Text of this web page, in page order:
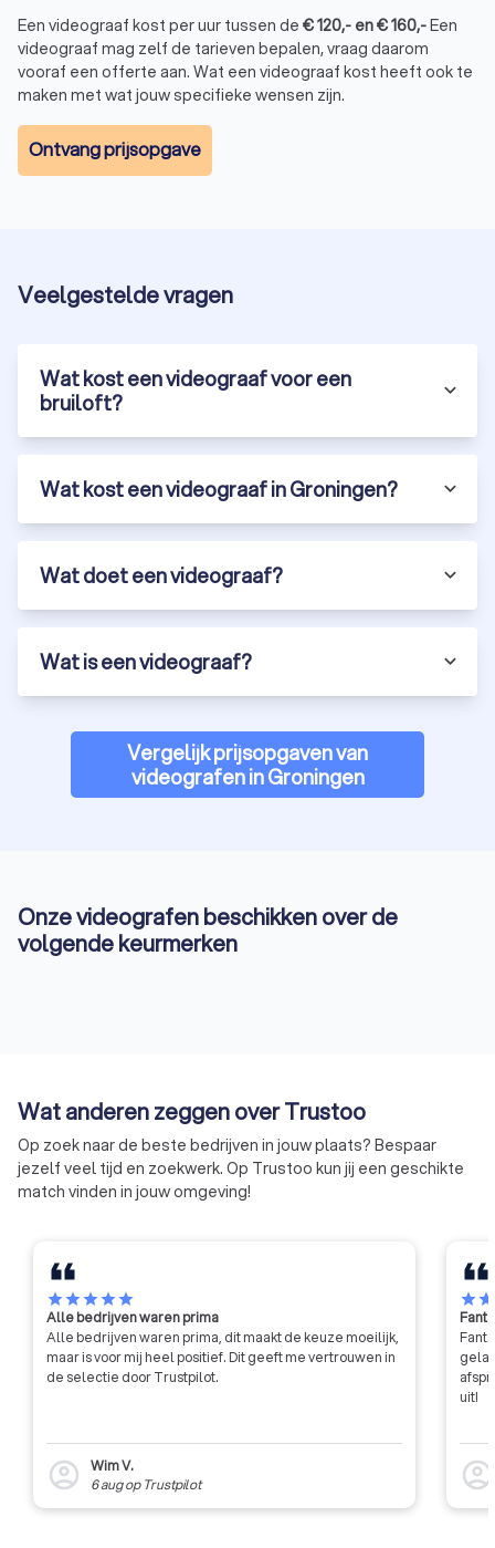
Een videograaf kost per uur tussen de €120,- en€160,-Een
videograaf mag zelf de tarieven bepalen, vraag daarom
vooraf een offerte aan. Wat een videograaf kost heeft ook te
maken met wat jouw specifieke wensen zijn.
Ontvang prijsopgave
Veelgestelde vragen
Wat kost een videograaf voor een
bruiloft?
Wat kost een videograaf in Groningen?
Wat doet een videograaf?
Wat is een videograaf?
Vergelijk prijsopgaven van
videografen in Groningen
Onze videografen beschikken over de
volgende keurmerken
Wat anderen zeggen over Trustoo
Op zoek naar de beste bedrijven in jouw plaats? Bespaar
jezelf veel tijd en zoekwerk. Op Trustoo kun jij een geschikte
match vinden in jouw omgeving!
starstarstarstarstar
Alle bedrijven waren prima
Alle bedrijven waren prima, dit maakt de keuze moeilijk,
maar is voor mij heel positief. Dit geeft me vertrouwen in
de selectie door Trustpilot.
account_circle
Wim V.
6 augop Trustpilot
starstar
uit!
account_circle